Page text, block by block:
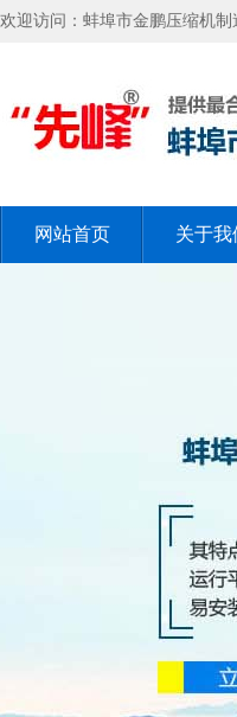
欢迎访问：蚌埠市金鹏压缩机制
网站首页 关于我